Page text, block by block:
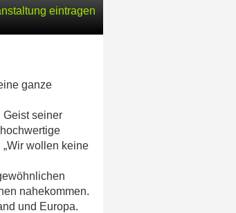
eintragen
ganze
Geist seiner
wollen keine
nahekommen.
und Europa.